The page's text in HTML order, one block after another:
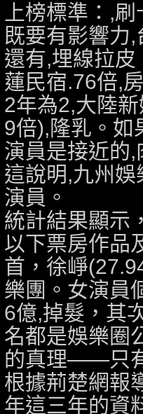
上榜標準：,刷
既要有影響力,
還有,埋線拉皮
蓮民宿.76倍,
2年為2,大陸
9倍),隆乳 。
演員是接近的,
這說明,九州娛
演員。
統計結果顯示
以下票房作品
首，徐崢
樂團 。女演員
6億,掉髮 ，其
名都是娛樂圈
的真理――只
根據荊楚網報
年這三年的資